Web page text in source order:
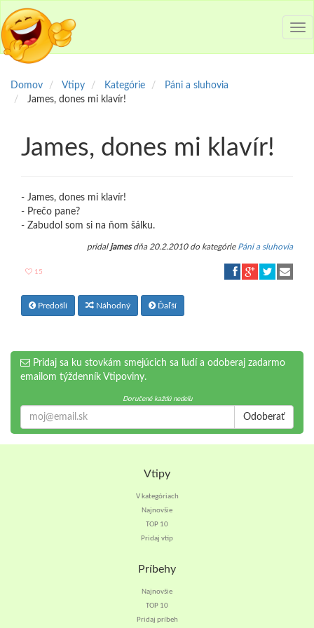
Domov Vtipy Kategórie
Páni a sluhovia
James, dones mi klavír!
James, dones mi klavír!
- James, dones mi klavír!
- Prečo pane?
- Zabudol som si na ňom šálku.
pridal jamesdňa 20.2.2010 do kategórie Páni a sluhovia
15
Predošlí Náhodný Ďaľší
Pridaj sa ku stovkám smejúcich sa ľudí a odoberaj zadarmo
emailom týždenník Vtipoviny.
Doručené každú nedeľu
Odoberať
Vtipy
V kategóriach
Najnovšie
TOP 10
Pridaj vtip
Príbehy
Najnovšie
TOP 10
Pridaj príbeh